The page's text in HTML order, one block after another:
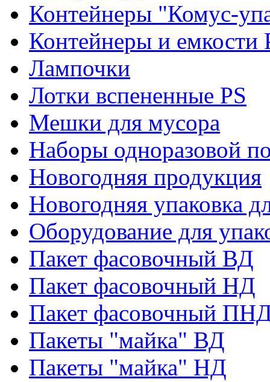
Контейнеры "Комус-
Контейнеры и емкости
Лампочки
Лотки вспененные PS
Мешки для мусора
Наборы одноразовой
Новогодняя продукция
Новогодняя упаковка
Оборудование для
Пакет фасовочный ВД
Пакет фасовочный НД
Пакет фасовочный
Пакеты "майка" ВД
Пакеты "майка" НД